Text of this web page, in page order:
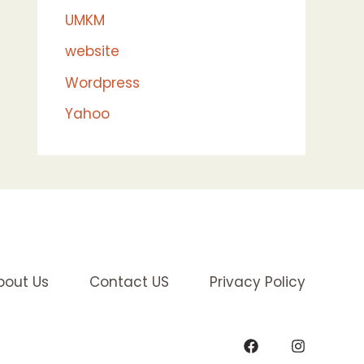
UMKM
website
Wordpress
Yahoo
Us Contact US Privacy Policy